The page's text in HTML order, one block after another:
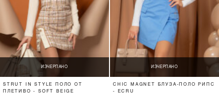
ИЗЧЕРПАНО
STRUT IN STYLE ПОЛО ОТ
ПЛЕТИВО - SOFT BEIGE
ИЗЧЕРПАНО
CHIC MAGNET БЛУЗА-ПОЛО РИПС
- ECRU